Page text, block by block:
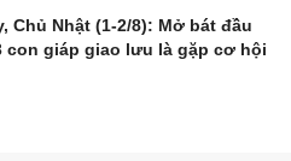
Chủ Nhật (1-2/8): Mở bát đầu
con giáp giao lưu là gặp cơ hội